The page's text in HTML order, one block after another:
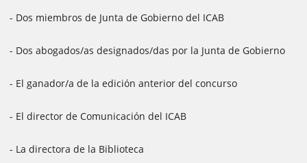
- Dos miembros de Junta de Gobierno del ICAB
- Dos abogados/as designados/das por la Junta de Gobierno
- El ganador/a de la edición anterior del concurso
- El director de Comunicación del ICAB
- La directora de la Biblioteca